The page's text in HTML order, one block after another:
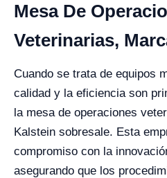
Mesa De
Veterinarias,
Cuando se trata de equipos
calidad y la eficiencia son
la mesa de operaciones
Kalstein sobresale. Esta
compromiso con la
asegurando que los